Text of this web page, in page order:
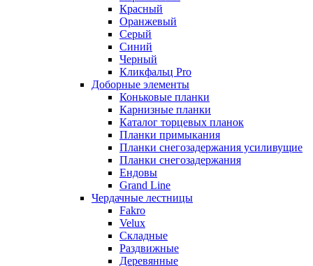
Красный
Оранжевый
Серый
Синий
Черный
Кликфальц Pro
Доборные элементы
Коньковые планки
Карнизные планки
Каталог торцевых планок
Планки примыкания
Планки снегозадержания усиливущие
Планки снегозадержания
Ендовы
Grand Line
Чердачные лестницы
Fakro
Velux
Складные
Раздвижные
Деревянные